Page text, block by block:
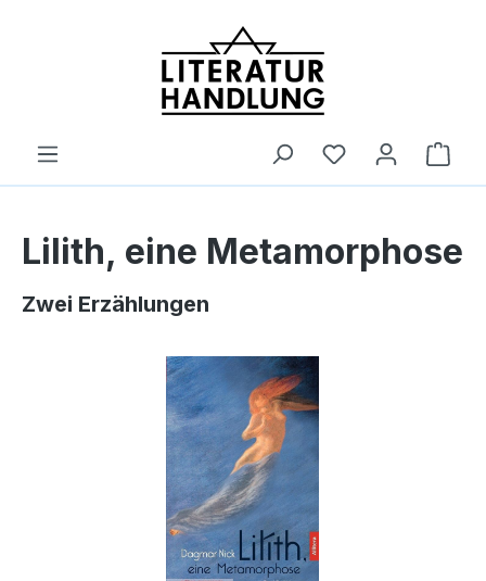
Lilith, eine Metamorphose
Zwei Erzählungen
Bildergalerie überspringen